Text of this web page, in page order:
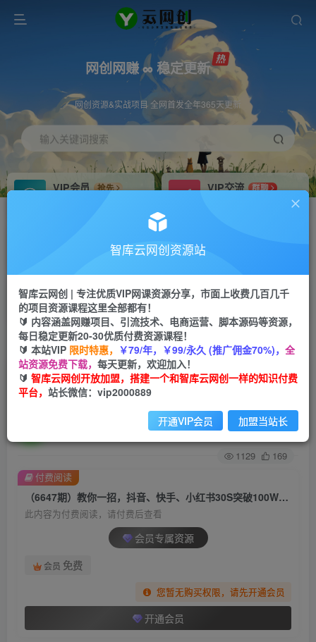
网创网赚 ∞ 稳定更新
网创资源&实战项目 全网首发全年365天更新
输入关键词搜索
VIP会员
抢先
VIP交流
群聊
研究探讨更多创业项目路子。
会员专属推广链接
网赚网创 项目
365天稳定跟新
APP下载
GO
首页 创业课程 会员专属 正文
（6647期）教你一招，抖音、快手、小红书30S突
破100W粉丝，保姆级教程，亲测有效
关注 私信
1129 169
（6647期）教你一招，抖音、快手、小红书30S突破100W粉丝，保姆级教程，亲测有效
此内容为付费阅读，请付费后查看
会员专属资源
会员 免费
您暂无购买权限，请先开通会员
开通会员
付费阅读
智库云网创资源站
智库云网创 | 专注优质VIP网课资源分享，市面上收费几百几千
的项目资源课程这里全部都有！
🔰 内容涵盖网赚项目、引流技术、电商运营、脚本源码等资源，
每日稳定更新20-30优质付费资源课程！
🔰 本站VIP 限时特惠， ￥79/年，￥99/永久 (推广佣金70%)， 全
站资源免费下载， 每天更新，欢迎加入！
🔰 智库云网创开放加盟，搭建一个和智库云网创一样的知识付费
平台， 站长微信：vip2000889
开通VIP会员 加盟当站长